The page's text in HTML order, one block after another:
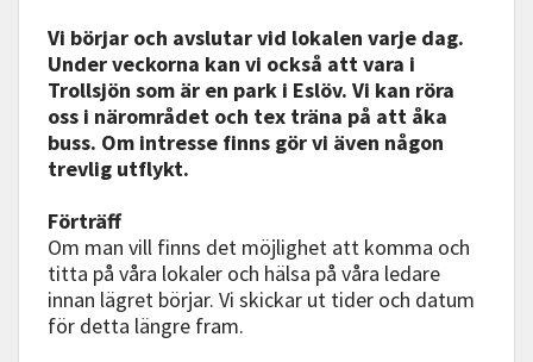
Vi börjar och avslutar vid lokalen varje dag.
Under veckorna kan vi också att vara i
Trollsjön som är en park i Eslöv. Vi kan röra
oss i närområdet och tex träna på att åka
buss. Om intresse finns gör vi även någon
trevlig utflykt.
Förträff
Om man vill finns det möjlighet att komma och
titta på våra lokaler och hälsa på våra ledare
innan lägret börjar. Vi skickar ut tider och datum
för detta längre fram.